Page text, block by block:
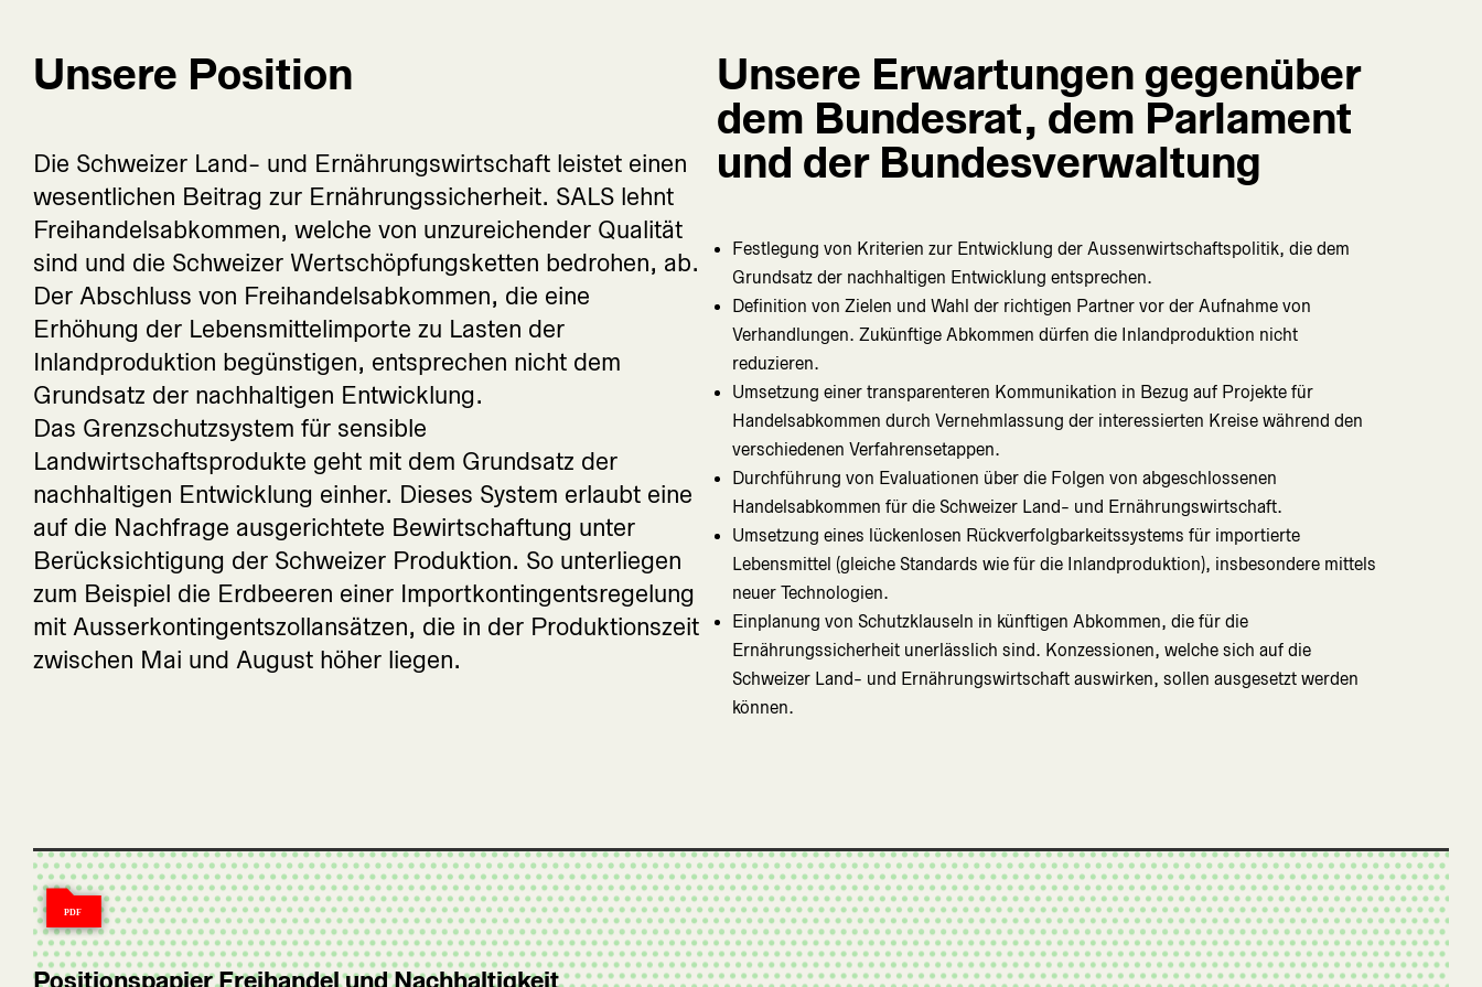
Unsere Position
Die Schweizer Land- und Ernährungswirtschaft leistet einen
wesentlichen Beitrag zur Ernährungssicherheit. SALS lehnt
Freihandelsabkommen, welche von unzureichender Qualität
sind und die Schweizer Wertschöpfungsketten bedrohen, ab.
Der Abschluss von Freihandelsabkommen, die eine
Erhöhung der Lebensmittelimporte zu Lasten der
Inlandproduktion begünstigen, entsprechen nicht dem
Grundsatz der nachhaltigen Entwicklung.
Das Grenzschutzsystem für sensible
Landwirtschaftsprodukte geht mit dem Grundsatz der
nachhaltigen Entwicklung einher. Dieses System erlaubt eine
auf die Nachfrage ausgerichtete Bewirtschaftung unter
Berücksichtigung der Schweizer Produktion. So unterliegen
zum Beispiel die Erdbeeren einer Importkontingentsregelung
mit Ausserkontingentszollansätzen, die in der Produktionszeit
zwischen Mai und August höher liegen.
Unsere Erwartungen gegenüber
dem Bundesrat, dem Parlament
und der Bundesverwaltung
Festlegung von Kriterien zur Entwicklung der Aussenwirtschaftspolitik, die dem
Grundsatz der nachhaltigen Entwicklung entsprechen.
Definition von Zielen und Wahl der richtigen Partner vor der Aufnahme von
Verhandlungen. Zukünftige Abkommen dürfen die Inlandproduktion nicht
reduzieren.
Umsetzung einer transparenteren Kommunikation in Bezug auf Projekte für
Handelsabkommen durch Vernehmlassung der interessierten Kreise während den
verschiedenen Verfahrensetappen.
Durchführung von Evaluationen über die Folgen von abgeschlossenen
Handelsabkommen für die Schweizer Land- und Ernährungswirtschaft.
Umsetzung eines lückenlosen Rückverfolgbarkeitssystems für importierte
Lebensmittel (gleiche Standards wie für die Inlandproduktion), insbesondere mittels
neuer Technologien.
Einplanung von Schutzklauseln in künftigen Abkommen, die für die
Ernährungssicherheit unerlässlich sind. Konzessionen, welche sich auf die
Schweizer Land- und Ernährungswirtschaft auswirken, sollen ausgesetzt werden
können.
Positionspapier Freihandel und Nachhaltigkeit